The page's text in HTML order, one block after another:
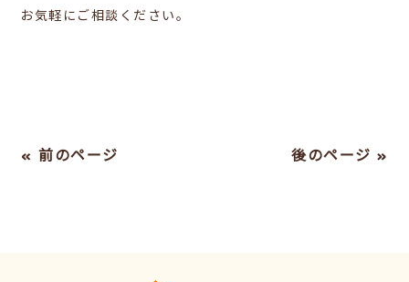
お気軽にご相談ください。
« 前のページ 後のページ »